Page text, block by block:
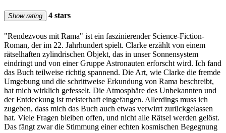
Show rating 4 stars
"Rendezvous mit Rama" ist ein faszinierender Science-Fiction-
Roman, der im 22. Jahrhundert spielt. Clarke erzählt von einem
rätselhaften zylindrischen Objekt, das in unser Sonnensystem
eindringt und von einer Gruppe Astronauten erforscht wird. Ich fand
das Buch teilweise richtig spannend. Die Art, wie Clarke die fremde
Umgebung und die schrittweise Erkundung von Rama beschreibt,
hat mich wirklich gefesselt. Die Atmosphäre des Unbekannten und
der Entdeckung ist meisterhaft eingefangen. Allerdings muss ich
zugeben, dass mich das Buch auch etwas verwirrt zurückgelassen
hat. Viele Fragen bleiben offen, und nicht alle Rätsel werden gelöst.
Das fängt zwar die Stimmung einer echten kosmischen Begegnung